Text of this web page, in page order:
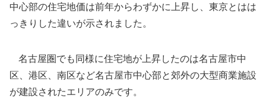
中心部の住宅地価は前年からわずかに上昇し、東京とはは
っきりした違いが示されました。
名古屋圏でも同様に住宅地が上昇したのは名古屋市中
区、港区、南区など名古屋市中心部と郊外の大型商業施設
が建設されたエリアのみです。